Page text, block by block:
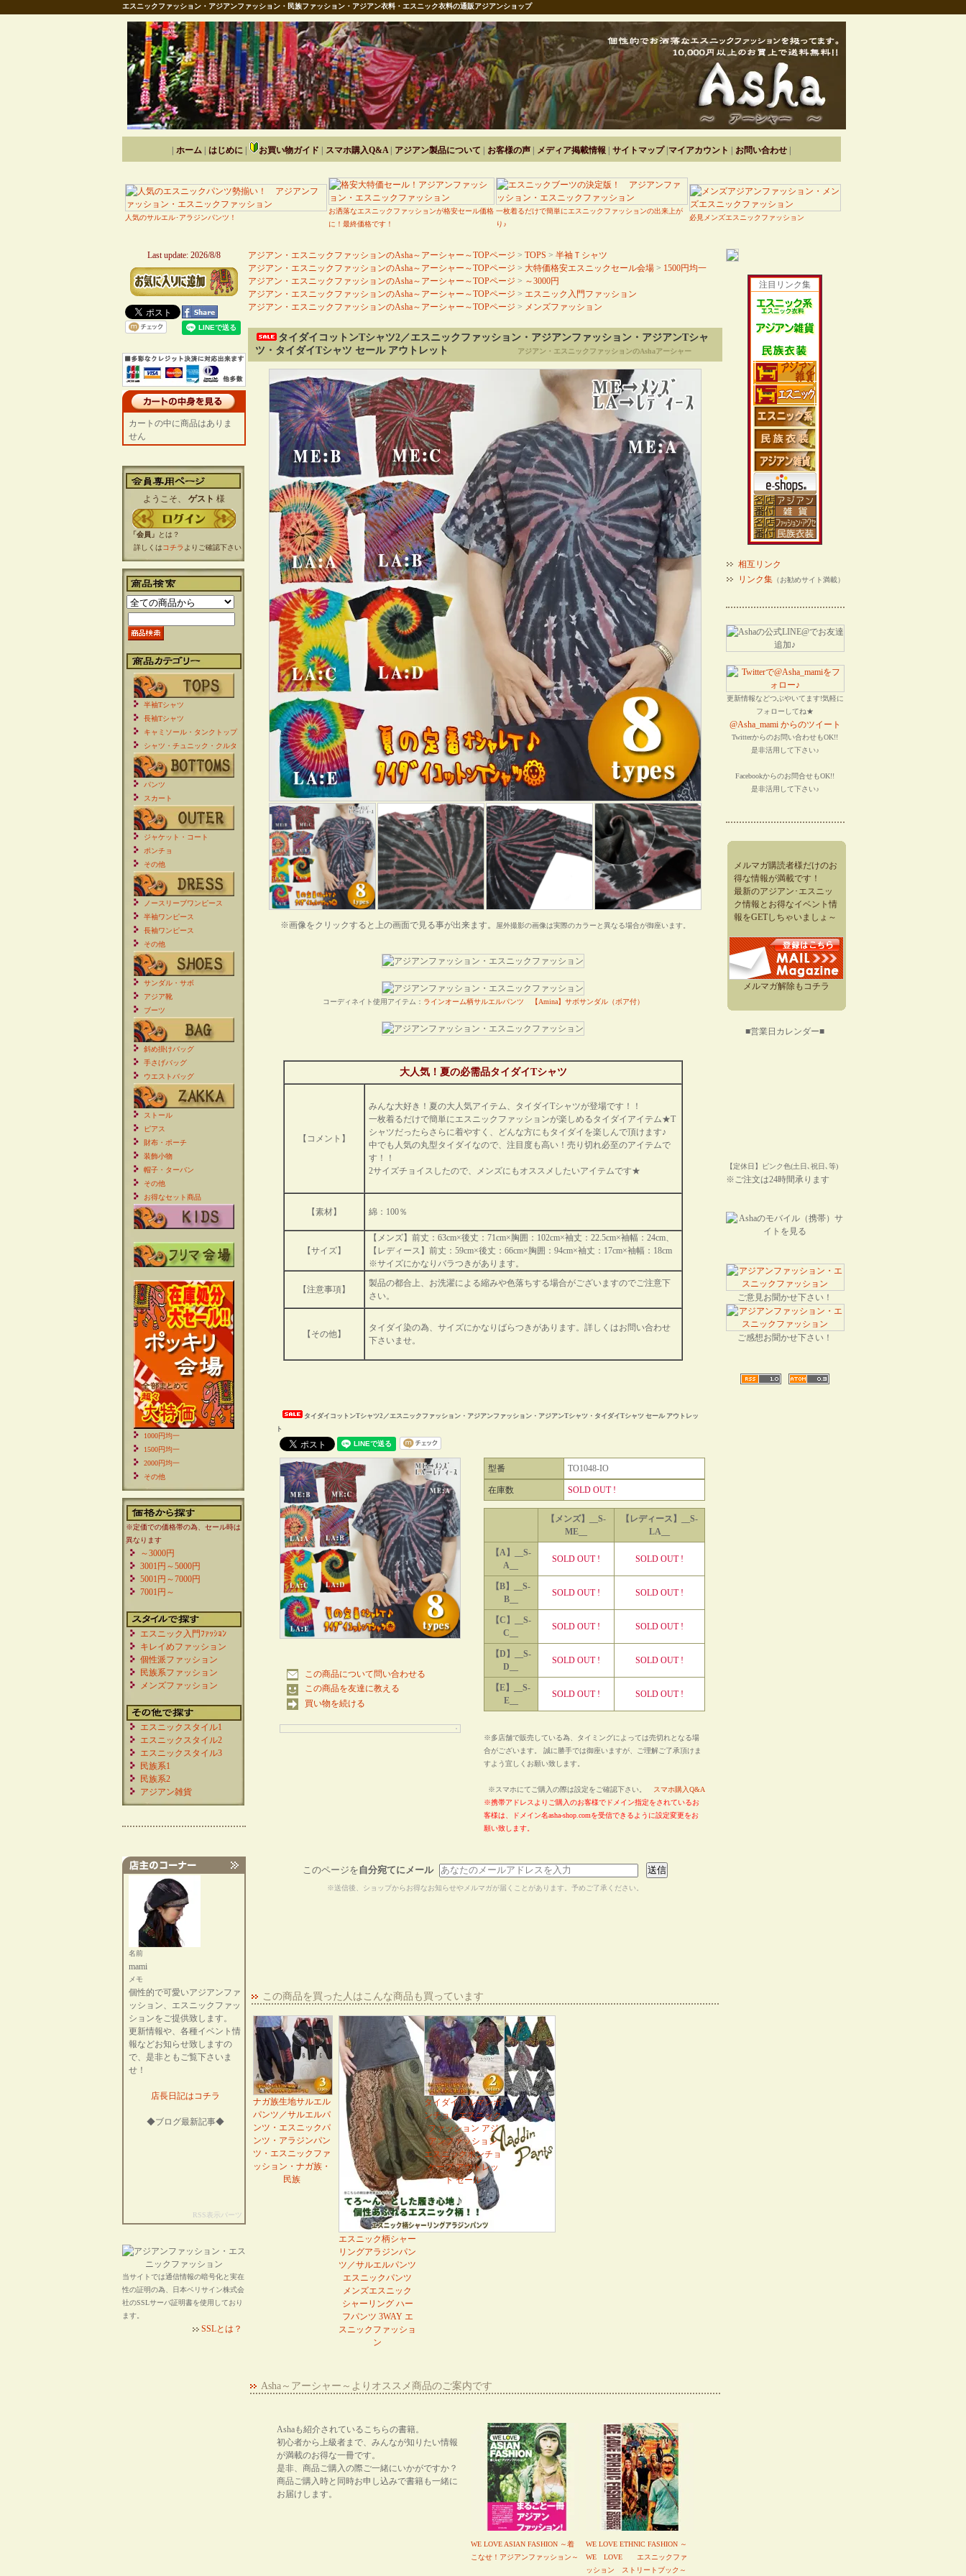
エスニックファッション・アジアンファッション・民族ファッション・アジアン衣料・エスニック衣料の通販アジアンショップ
ホーム| はじめに| お買い物ガイド スマホ購入Q&A| アジアン製品について お客様の声| メディア掲載情報 サイトマップ| マイアカウント お問い合わせ|
人気のサルエル･アラジンパンツ！
お洒落なエスニックファッションが格安セール価格
に！最終価格です！
一枚着るだけで簡単にエスニックファッションの出来上が
り♪
必見メンズエスニックファッション
アジアン・エスニックファッションのAsha～アーシャー～TOPページ > TOPS > 半袖Ｔシャツ
アジアン・エスニックファッションのAsha～アーシャー～TOPページ > 大特価格安エスニックセール会場 > 1500円均一
アジアン・エスニックファッションのAsha～アーシャー～TOPページ > ～3000円
アジアン・エスニックファッションのAsha～アーシャー～TOPページ > エスニック入門ファッション
アジアン・エスニックファッションのAsha～アーシャー～TOPページ > メンズファッション
タイダイコットンTシャツ2／エスニックファッション・アジアンファッション・アジアンTシャ
ツ・タイダイTシャツ セール アウトレット
アジアン・エスニックファッションのAshaアーシャー
※画像をクリックすると上の画面で見る事が出来ます。 屋外撮影の画像は実際のカラーと異なる場合が御座います。
コーディネイト使用アイテム： ラインオーム柄サルエルパンツ 【Amina】サボサンダル（ボア付）
大人気！夏の必需品タイダイTシャツ
【コメント】
みんな大好き！夏の大人気アイテム、タイダイTシャツが登場です！！
一枚着るだけで簡単にエスニックファッションが楽しめるタイダイアイテム★T
シャツだったらさらに着やすく、どんな方にもタイダイを楽しんで頂けます♪
中でも人気の丸型タイダイなので、注目度も高い！売り切れ必至のアイテムで
す！！
2サイズチョイスしたので、メンズにもオススメしたいアイテムです★
【素材】 綿：100％
【サイズ】
【メンズ】前丈：63cm×後丈：71cm×胸囲：102cm×袖丈：22.5cm×袖幅：24cm、
【レディース】前丈：59cm×後丈：66cm×胸囲：94cm×袖丈：17cm×袖幅：18cm
※サイズにかなりバラつきがあります。
【注意事項】
製品の都合上、お洗濯による縮みや色落ちする場合がございますのでご注意下
さい。
【その他】
タイダイ染の為、サイズにかなりばらつきがあります。詳しくはお問い合わせ
下さいませ。
タイダイコットンTシャツ2／エスニックファッション・アジアンファッション・アジアンTシャツ・タイダイTシャツ セール アウトレッ
ト
この商品について問い合わせる
この商品を友達に教える
買い物を続ける
型番 TO1048-IO
在庫数 SOLD OUT !
【メンズ】__S-
ME__
【レディース】__S-
LA__
【A】__S-
A__
SOLD OUT ! SOLD OUT !
【B】__S-
B__
SOLD OUT ! SOLD OUT !
【C】__S-
C__
SOLD OUT ! SOLD OUT !
【D】__S-
D__
SOLD OUT ! SOLD OUT !
【E】__S-
E__
SOLD OUT ! SOLD OUT !
※多店舗で販売している為、タイミングによっては売切れとなる場
合がございます。 誠に勝手では御座いますが、ご理解ご了承頂けま
すよう宜しくお願い致します。
※スマホにてご購入の際は設定をご確認下さい。
スマホ購入Q&A
※携帯アドレスよりご購入のお客様でドメイン指定をされているお
客様は、ドメイン名asha-shop.comを受信できるように設定変更をお
願い致します。
このページを自分宛てにメール
※送信後、ショップからお得なお知らせやメルマガが届くことがあります。予めご了承ください。
この商品を買った人はこんな商品も買っています
ナガ族生地サルエル
パンツ／サルエルパ
ンツ・エスニックパ
ンツ・アラジンパン
ツ・エスニックファ
ッション・ナガ族・
民族
エスニック柄シャー
リングアラジンパン
ツ／サルエルパンツ
エスニックパンツ
メンズエスニック
シャーリング ハー
フパンツ 3WAY エ
スニックファッショ
ン
タイダイドルマンポ
ンチョ／エスニック
ファッション アジ
アンファッション
エスニックポンチョ
ケープ アウトレッ
ト セール
Asha～アーシャー～よりオススメ商品のご案内です
Ashaも紹介されているこちらの書籍。
初心者から上級者まで、みんなが知りたい情報
が満載のお得な一冊です。
是非、商品ご購入の際ご一緒にいかがですか？
商品ご購入時と同時お申し込みで書籍も一緒に
お届けします。
WE LOVE ASIAN FASHION ～着
こなせ！アジアンファッション～
WE LOVE ETHNIC FASHION ～
WE LOVE エスニックファ
ッション ストリートブック～
Last update: 2026/8/8
カートの中に商品はありま
せん
ようこそ、 ゲスト 様
「会員」
とは？
詳しくはコチラ よりご確認下さい
半袖Tシャツ
長袖Tシャツ
キャミソール・タンクトップ
シャツ・チュニック・クルタ
パンツ
スカート
ジャケット・コート
ポンチョ
その他
ノースリーブワンピース
半袖ワンピース
長袖ワンピース
その他
サンダル・サボ
アジア靴
ブーツ
斜め掛けバッグ
手さげバッグ
ウエストバッグ
ストール
ピアス
財布・ポーチ
装飾小物
帽子・ターバン
その他
お得なセット商品
1000円均一
1500円均一
2000円均一
その他
※定価での価格帯の為、セール時は
異なります
～3000円
3001円～5000円
5001円～7000円
7001円～
エスニック入門ﾌｧｯｼｮﾝ
キレイめファッション
個性派ファッション
民族系ファッション
メンズファッション
エスニックスタイル1
エスニックスタイル2
エスニックスタイル3
民族系1
民族系2
アジアン雑貨
名前
mami
メモ
個性的で可愛いアジアンファ
ッション、エスニックファッ
ションをご提供致します。
更新情報や、各種イベント情
報などお知らせ致しますの
で、是非ともご覧下さいま
せ！
店長日記はコチラ
◆ブログ最新記事◆
RSS表示パーツ
当サイトでは通信情報の暗号化と実在
性の証明の為、日本ベリサイン株式会
社のSSLサーバ証明書を使用しており
ます。
SSLとは？
注目リンク集
相互リンク
リンク集（お勧めサイト満載）
更新情報などつぶやいてます!気軽に
フォローしてね★
@Asha_mami からのツイート
Twitterからのお問い合わせもOK!!
是非活用して下さい♪
Facebookからのお問合せもOK!!
是非活用して下さい♪
メルマガ購読者様だけのお
得な情報が満載です！
最新のアジアン･エスニッ
ク情報とお得なイベント情
報をGETしちゃいましょ～
メルマガ解除もコチラ
■営業日カレンダー■
【定休日】ピンク色(土日､祝日､等)
※ご注文は24時間承ります
ご意見お聞かせ下さい！
ご感想お聞かせ下さい！